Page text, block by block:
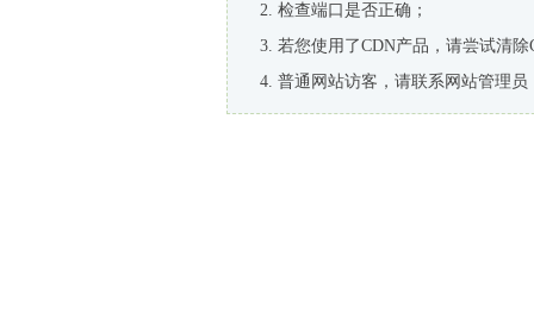
检查端口是否正确；
若您使用了CDN产品，请尝试清除
普通网站访客，请联系网站管理员